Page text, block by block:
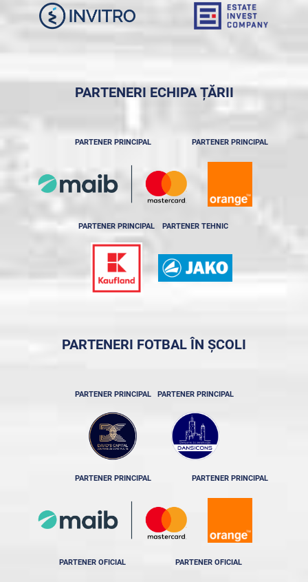
PARTENERI ECHIPA ȚĂRII
PARTENER PRINCIPAL PARTENER PRINCIPAL
PARTENER PRINCIPAL PARTENER TEHNIC
PARTENERI FOTBAL ÎN ȘCOLI
PARTENER PRINCIPAL PARTENER PRINCIPAL
PARTENER PRINCIPAL PARTENER PRINCIPAL
PARTENER OFICIAL PARTENER OFICIAL